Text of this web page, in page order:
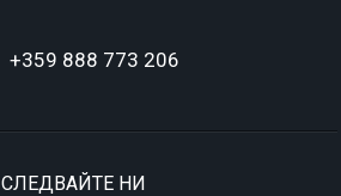
+359 888 773 206
СЛЕДВАЙТЕ НИ